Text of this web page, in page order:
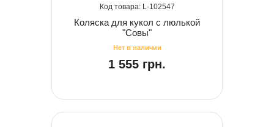
102547
Коляска для кукол с люлькой
"Совы"
1 555 грн.